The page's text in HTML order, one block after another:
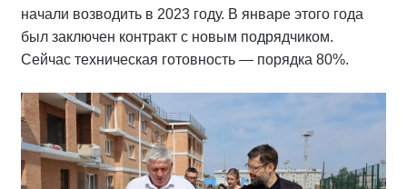
начали возводить в 2023 году. В январе этого года
был заключен контракт с новым подрядчиком.
Сейчас техническая готовность — порядка 80%.